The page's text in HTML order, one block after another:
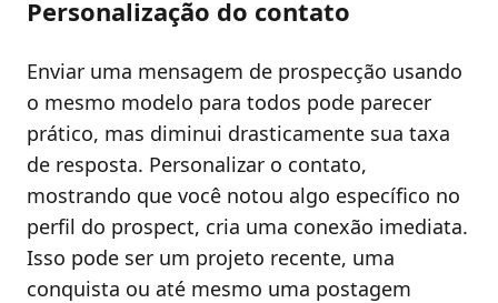
Personalização do contato
Enviar uma mensagem de prospecção usando
o mesmo modelo para todos pode parecer
prático, mas diminui drasticamente sua taxa
de resposta. Personalizar o contato,
mostrando que você notou algo específico no
perfil do prospect, cria uma conexão imediata.
Isso pode ser um projeto recente, uma
conquista ou até mesmo uma postagem